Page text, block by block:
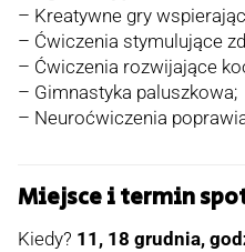
– Kreatywne gry
– Ćwiczenia stymulujące
– Ćwiczenia rozwijające
– Gimnastyka paluszkowa;
– Neuroćwiczenia
Miejsce i termin
Kiedy? 11, 18 grudnia,